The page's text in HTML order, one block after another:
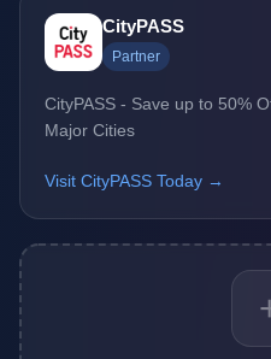
CityPASS
Partner
CityPASS - Save up to 50%
Major Cities
Visit CityPASS Today →